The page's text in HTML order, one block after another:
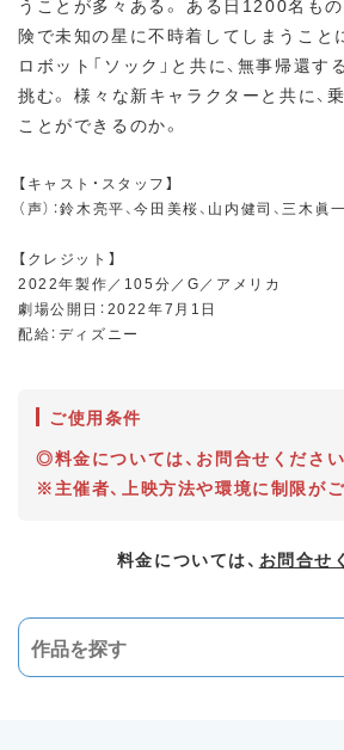
険で未知の星に不時着してしまうこと
ロボット「ソック」と共に、無事帰還
挑む。 様々な新キャラクターと共に、
ことができるのか。
【キャスト・スタッフ】
（声）：鈴木亮平、今田美桜、山内健司、三木眞
【クレジット】
2022年製作／105分／G／アメリカ
劇場公開日：2022年7月1日
配給：ディズニー
ご使用条件
◎料金については、お問合せください
※主催者、上映方法や環境に制限が
料金については、 お問合せ